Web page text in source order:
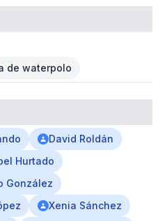
de waterpolo
David Roldán
Hurtado
González
Xenia Sánchez